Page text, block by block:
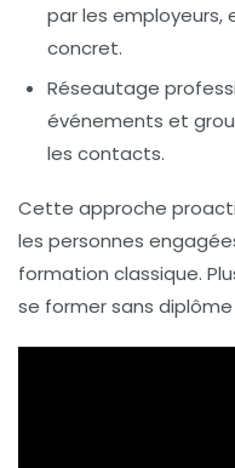
par les employeurs,
concret.
Réseautage
événements et
les contacts.
Cette approche
les personnes
formation classique.
se former sans